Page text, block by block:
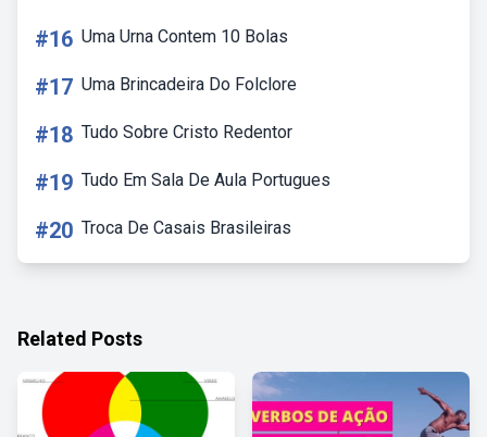
#16 Uma Urna Contem 10 Bolas
#17 Uma Brincadeira Do Folclore
#18 Tudo Sobre Cristo Redentor
#19 Tudo Em Sala De Aula Portugues
#20 Troca De Casais Brasileiras
Related Posts